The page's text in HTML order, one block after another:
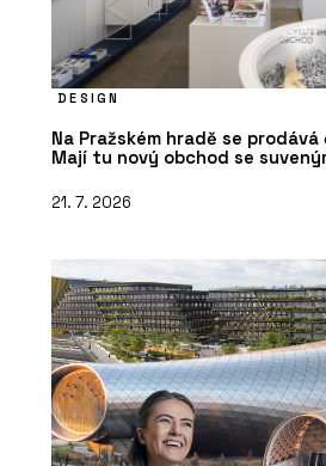
DESIGN
Na Pražském hradě se
Mají tu nový obchod se
21. 7. 2026